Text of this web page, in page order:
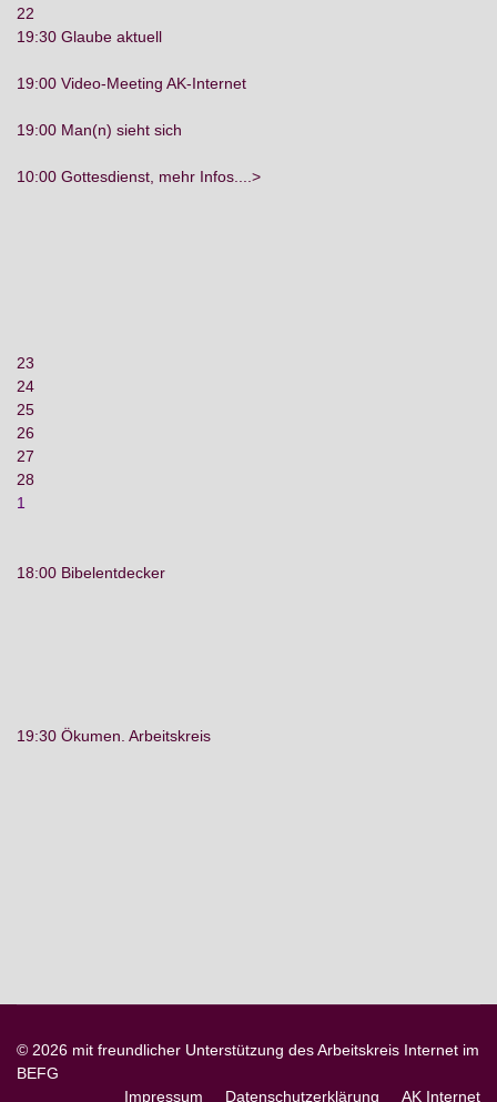
22
19:30 Glaube aktuell
19:00 Video-Meeting AK-Internet
19:00 Man(n) sieht sich
10:00 Gottesdienst, mehr Infos....>
23
24
25
26
27
28
1
18:00 Bibelentdecker
19:30 Ökumen. Arbeitskreis
© 2026 mit freundlicher Unterstützung des Arbeitskreis Internet im
BEFG
Impressum
Datenschutzerklärung AK Internet